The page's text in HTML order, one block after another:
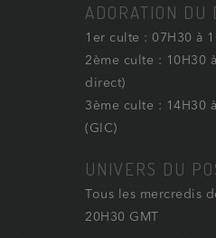
ADORATION DU
1er culte : 07H30 à
2ème culte : 10H30
direct)
3ème culte : 14H30 à
(GIC)
UNIVERS DU
Tous les mercredis
20H30 GMT